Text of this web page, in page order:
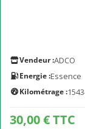
Vendeur :ADCO
Energie :Essence
Kilométrage :
30,00 € TTC